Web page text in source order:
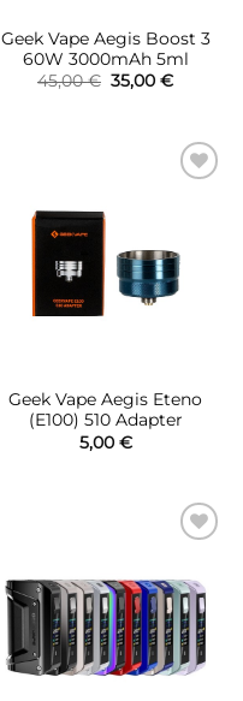
Geek Vape Aegis Boost 3
60W 3000mAh 5ml
45,00€ Original
price
35,00€Η
35,00 €.
Geek Vape Aegis Eteno
(E100) 510 Adapter
5,00 €
επιθυμιών